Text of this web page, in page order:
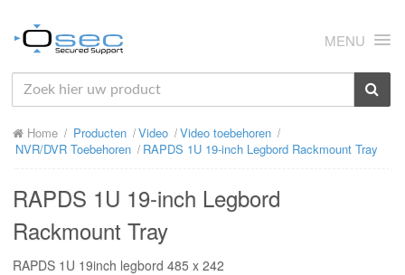
MENU
HOME
OVER ONS
Home Producten Video
Video toebehoren
NVR/DVR Toebehoren
RAPDS 1U 19-inch Legbord Rackmount Tray
RAPDS 1U 19-inch Legbord
Rackmount Tray
RAPDS 1U 19inch legbord 485 x 242